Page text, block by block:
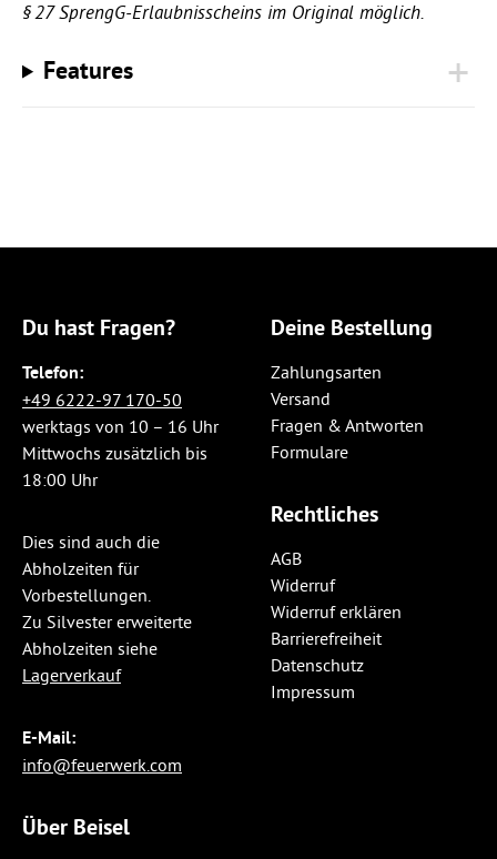
§ 27 SprengG-Erlaubnisscheins im Original möglich.
Features
Du hast Fragen?
Telefon:
+49 6222-97 170-50
werktags von 10 – 16 Uhr
Mittwochs zusätzlich bis
18:00 Uhr
Dies sind auch die
Abholzeiten für
Vorbestellungen.
Zu Silvester erweiterte
Abholzeiten siehe
Lagerverkauf
E-Mail:
info@feuerwerk.com
Deine Bestellung
Zahlungsarten
Versand
Fragen & Antworten
Formulare
Rechtliches
AGB
Widerruf
Widerruf erklären
Barrierefreiheit
Datenschutz
Impressum
Über Beisel